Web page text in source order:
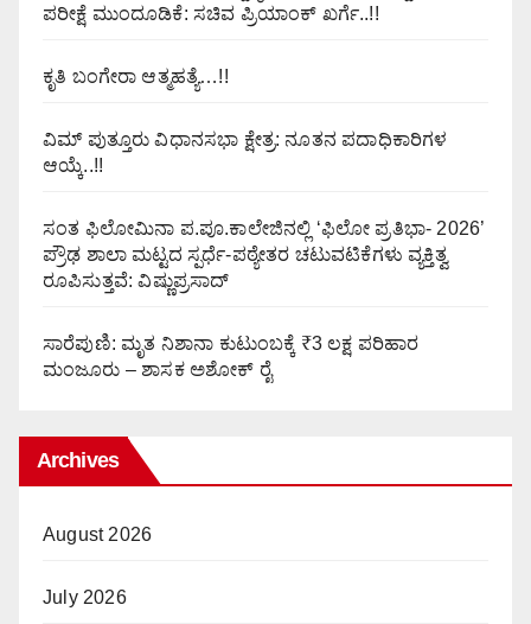
ಪರೀಕ್ಷೆ ಮುಂದೂಡಿಕೆ: ಸಚಿವ ಪ್ರಿಯಾಂಕ್ ಖರ್ಗೆ..!!
ಕೃತಿ ಬಂಗೇರಾ ಆತ್ಮಹತ್ಯೆ…!!
ವಿಮ್ ಪುತ್ತೂರು ವಿಧಾನಸಭಾ ಕ್ಷೇತ್ರ: ನೂತನ ಪದಾಧಿಕಾರಿಗಳ
ಆಯ್ಕೆ..!!
ಸಂತ ಫಿಲೋಮಿನಾ ಪ.ಪೂ.ಕಾಲೇಜಿನಲ್ಲಿ ‘ಫಿಲೋ ಪ್ರತಿಭಾ- 2026’
ಪ್ರೌಢ ಶಾಲಾ ಮಟ್ಟದ ಸ್ಪರ್ಧೆ-ಪಠ್ಯೇತರ ಚಟುವಟಿಕೆಗಳು ವ್ಯಕ್ತಿತ್ವ
ರೂಪಿಸುತ್ತವೆ: ವಿಷ್ಣುಪ್ರಸಾದ್
ಸಾರೆಪುಣಿ: ಮೃತ ನಿಶಾನಾ ಕುಟುಂಬಕ್ಕೆ ₹3 ಲಕ್ಷ ಪರಿಹಾರ
ಮಂಜೂರು – ಶಾಸಕ ಅಶೋಕ್ ರೈ
Archives
August 2026
July 2026